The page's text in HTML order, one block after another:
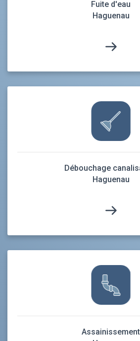
Fuite d'eau
Haguenau
Débouchage
Haguenau
Assainissement